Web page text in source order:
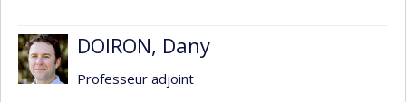
DOIRON, Dany
Professeur adjoint